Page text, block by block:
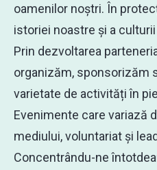
oamenilor noștri. În
istoriei noastre și a
Prin dezvoltarea
organizăm, sponsorizăm
varietate de activități în
Evenimente care variază
mediului, voluntariat și
Concentrându-ne